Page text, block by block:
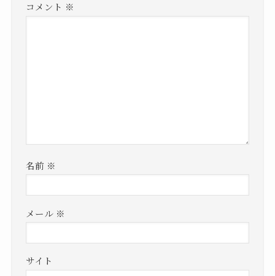
コメント ※
名前 ※
メール ※
サイト